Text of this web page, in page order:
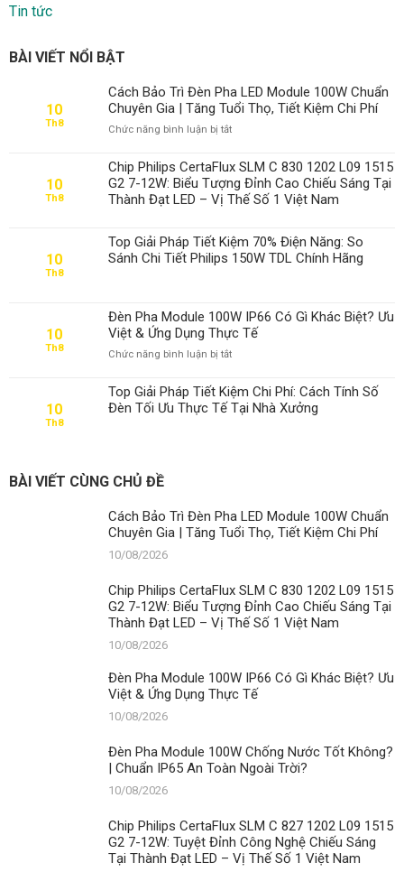
Tin tức
BÀI VIẾT NỔI BẬT
10
Th8
Cách Bảo Trì Đèn Pha LED Module 100W Chuẩn
Chuyên Gia | Tăng Tuổi Thọ, Tiết Kiệm Chi Phí
Chức năng bình luận bị tắtở
Bảo
Trì
Đèn
Pha
Module
100W
Chuẩn
|
Tăng
Thọ,
Kiệm
Chi
10
Th8
Chip Philips CertaFlux SLM C 830 1202 L09 1515
G2 7-12W: Biểu Tượng Đỉnh Cao Chiếu Sáng Tại
Thành Đạt LED – Vị Thế Số 1 Việt Nam
10
Th8
Top Giải Pháp Tiết Kiệm 70% Điện Năng: So
Sánh Chi Tiết Philips 150W TDL Chính Hãng
10
Th8
Đèn Pha Module 100W IP66 Có Gì Khác Biệt? Ưu
Việt & Ứng Dụng Thực Tế
Chức năng bình luận bị tắtở
Pha
Module
100W
Việt
&
Thực
Tế
10
Th8
Top Giải Pháp Tiết Kiệm Chi Phí: Cách Tính Số
Đèn Tối Ưu Thực Tế Tại Nhà Xưởng
BÀI VIẾT CÙNG CHỦ ĐỀ
Cách Bảo Trì Đèn Pha LED Module 100W Chuẩn
Chuyên Gia | Tăng Tuổi Thọ, Tiết Kiệm Chi Phí
10/08/2026
Chip Philips CertaFlux SLM C 830 1202 L09 1515
G2 7-12W: Biểu Tượng Đỉnh Cao Chiếu Sáng Tại
Thành Đạt LED – Vị Thế Số 1 Việt Nam
10/08/2026
Đèn Pha Module 100W IP66 Có Gì Khác Biệt? Ưu
Việt & Ứng Dụng Thực Tế
10/08/2026
Đèn Pha Module 100W Chống Nước Tốt Không?
| Chuẩn IP65 An Toàn Ngoài Trời?
10/08/2026
Chip Philips CertaFlux SLM C 827 1202 L09 1515
G2 7-12W: Tuyệt Đỉnh Công Nghệ Chiếu Sáng
Tại Thành Đạt LED – Vị Thế Số 1 Việt Nam